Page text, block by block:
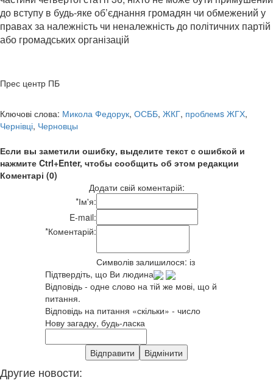
до вступу в будь-яке об’єднання громадян чи обмежений у
правах за належність чи неналежність до політичних партій
або громадських організацій
Прес центр ПБ
Ключові слова: Микола Федорук, ОСББ, ЖКГ, проблемs ЖГХ,
Чернівці, Черновцы
Если вы заметили ошибку, выделите текст с ошибкой и
нажмите Ctrl+Enter, чтобы сообщить об этом редакции
Коментарі (0)
Додати свій коментарій:
*Ім'я:
E-mail:
*Коментарій:
Символів залишилося: із
Підтвердіть, що Ви людина
Відповідь - одне слово на тій же мові, що й
питання.
Відповідь на питання «скільки» - число
Нову загадку, будь-ласка
Другие новости: